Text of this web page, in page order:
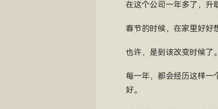
在这个公司一年多了，升
春节的时候，在家里好好
也许，是到该改变时候了
每一年，都会经历这样一
好。